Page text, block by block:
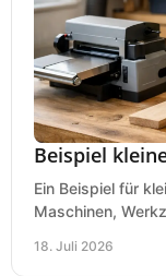
Beispiel
Ein Beispiel für
Maschinen,
18. Juli 2026